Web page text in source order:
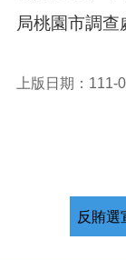
局桃園市調查
上版日期：111-
反賄選